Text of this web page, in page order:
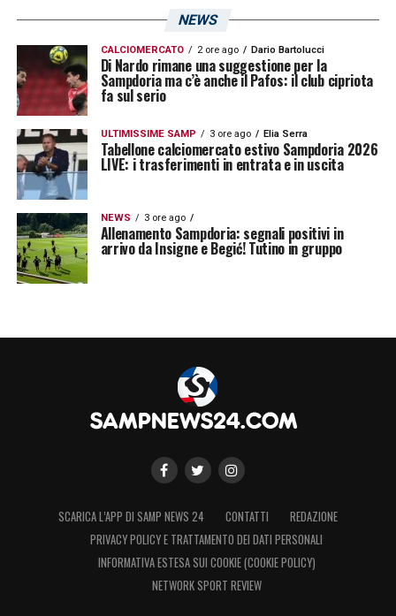
NEWS
CALCIOMERCATO 2 ore ago Dario Bartolucci
Di Nardo rimane una suggestione per la
Sampdoria ma c’è anche il Pafos: il club cipriota
fa sul serio
ULTIMISSIME SAMP 3 ore ago Elia Serra
Tabellone calciomercato estivo Sampdoria 2026
LIVE: i trasferimenti in entrata e in uscita
NEWS 3 ore ago
Allenamento Sampdoria: segnali positivi in
arrivo da Insigne e Begić! Tutino in gruppo
SCARICA L’APP DI SAMP NEWS 24 CONTATTI
REDAZIONE
PRIVACY POLICY E TRATTAMENTO DEI DATI PERSONALI
INFORMATIVA ESTESA SUI COOKIE (COOKIE POLICY)
NETWORK SPORT REVIEW